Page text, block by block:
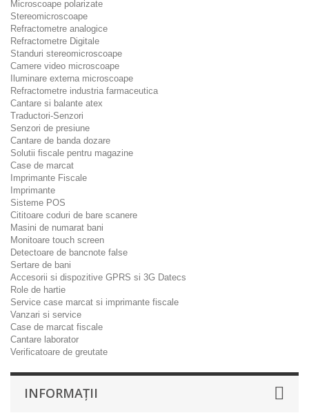
Microscoape polarizate
Stereomicroscoape
Refractometre analogice
Refractometre Digitale
Standuri stereomicroscoape
Camere video microscoape
Iluminare externa microscoape
Refractometre industria farmaceutica
Cantare si balante atex
Traductori-Senzori
Senzori de presiune
Cantare de banda dozare
Solutii fiscale pentru magazine
Case de marcat
Imprimante Fiscale
Imprimante
Sisteme POS
Cititoare coduri de bare scanere
Masini de numarat bani
Monitoare touch screen
Detectoare de bancnote false
Sertare de bani
Accesorii si dispozitive GPRS si 3G Datecs
Role de hartie
Service case marcat si imprimante fiscale
Vanzari si service
Case de marcat fiscale
Cantare laborator
Verificatoare de greutate
INFORMAŢII